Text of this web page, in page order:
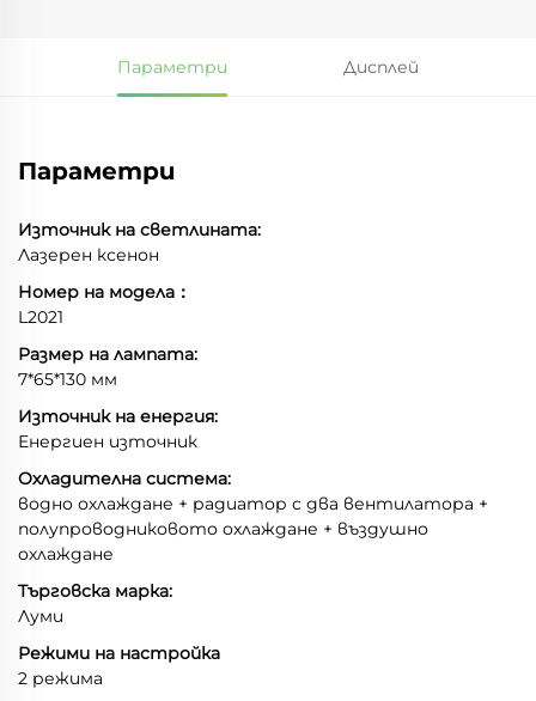
Параметри Дисплей
Параметри
Източник на светлината:
Лазерен ксенон
Номер на модела：
L2021
Размер на лампата:
7*65*130 мм
Източник на енергия:
Енергиен източник
Охладителна система:
водно охлаждане + радиатор с два вентилатора +
полупроводниковото охлаждане + въздушно
охлаждане
Търговска марка:
Луми
Режими на настройка
2 режима